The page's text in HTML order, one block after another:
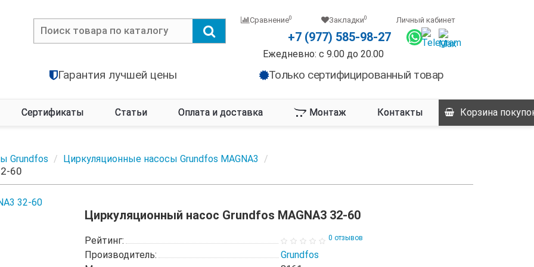
Сравнение0 Закладки0 Личный кабинет
+7 (977) 585-98-27
Ежедневно: с 9.00 до 20.00
Гарантия лучшей цены Только сертифицированный товар
Сертификаты Статьи Оплата и доставка Монтаж Контакты Корзина
Grundfos Циркуляционные насосы Grundfos MAGNA3
60
Циркуляционный насос Grundfos MAGNA3 32-60
Рейтинг: 0 отзывов
Производитель:
Grundfos